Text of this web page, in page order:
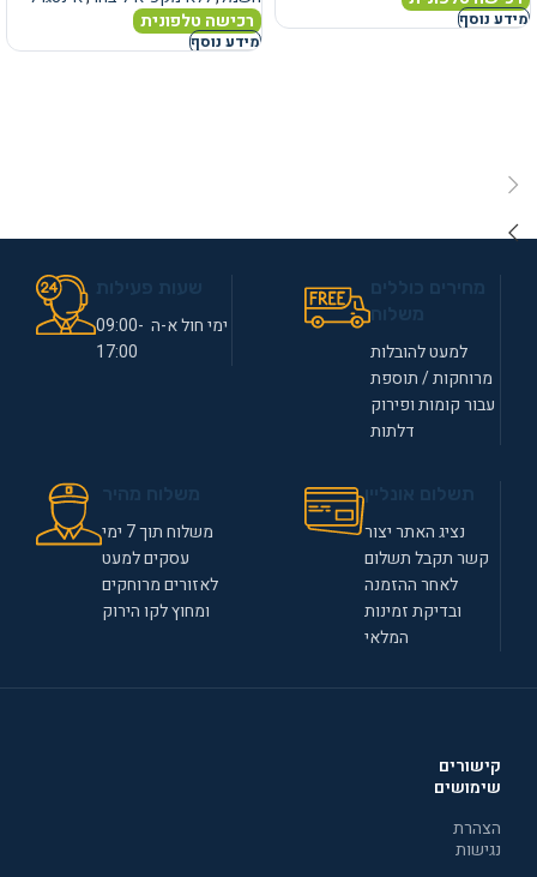
מידע נוסף
רכישה טלפונית
מידע נוסף
למעט להובלות
מרוחקות / תוספת
עבור קומות ופירוק
דלתות
ימי חול א-ה 09:00-
17:00
נציג האתר יצור
קשר תקבל תשלום
לאחר ההזמנה
ובדיקת זמינות
המלאי
משלוח תוך 7 ימי
עסקים למעט
לאזורים מרוחקים
ומחוץ לקו הירוק
קישורים
שימושים
הצהרת
נגישות